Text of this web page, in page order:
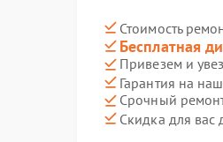
Стоимость
Бесплатная
Привезем и
Гарантия на
Срочный
Скидка для вас